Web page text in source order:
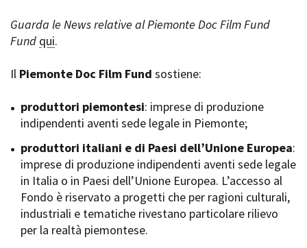
Spazi nella sede FCTP
Sala Casting
Sala Paolo Tenna
Piemonte Film Tv Fund
Piemonte Film Tv
Development Fund
Piemonte Doc Film Fund
Short Film Fund
PRODUCTION GUIDE
Società di produzione
Strutture di servizio
Festival de Cannes
Locarno Film Festival
Cinematografica Venezia
Toronto International Film
Festa del Cinema di Roma
Torino Film Festival
David di Donatello
Nastri d’Argento
Premio Solinas
Guarda le News relative al Piemonte Doc Film Fund
Fund qui.
Il Piemonte Doc Film Fund sostiene:
produttori piemontesi: imprese di produzione
indipendenti aventi sede legale in Piemonte;
produttori italiani e di Paesi dell’Unione Europea:
imprese di produzione indipendenti aventi sede legale
in Italia o in Paesi dell’Unione Europea. L’accesso al
Fondo è riservato a progetti che per ragioni culturali,
industriali e tematiche rivestano particolare rilievo
per la realtà piemontese.